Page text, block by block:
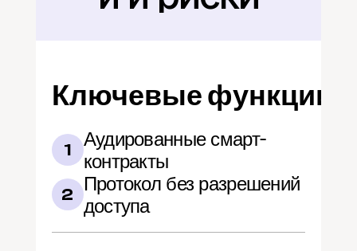
Ключевые функции
1
Аудированные смарт-
контракты
2
Протокол без разрешений
доступа